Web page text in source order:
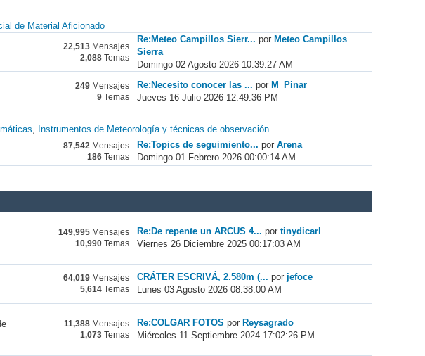
de Material Aficionado
22,513 Mensajes
2,088 Temas
Re:Meteo Campillos Sierr... por Meteo Campillos
Sierra
Domingo 02 Agosto 2026 10:39:27 AM
249 Mensajes
9 Temas
Re:Necesito conocer las ... porM_Pinar
Jueves 16 Julio 2026 12:49:36 PM
Instrumentos de Meteorología y técnicas de observación
87,542 Mensajes
186 Temas
Re:Topics de seguimiento... porArena
Domingo 01 Febrero 2026 00:00:14 AM
149,995 Mensajes
10,990 Temas
Re:De repente un ARCUS 4... portinydicarl
Viernes 26 Diciembre 2025 00:17:03 AM
64,019 Mensajes
5,614 Temas
CRÁTER ESCRIVÁ, 2.580m (... por jefoce
Lunes 03 Agosto 2026 08:38:00 AM
11,388 Mensajes
1,073 Temas
Re:COLGAR FOTOS por Reysagrado
Miércoles 11 Septiembre 2024 17:02:26 PM